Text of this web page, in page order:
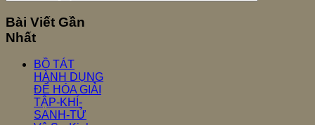
Bài Viết Gần
Nhất
BỒ TÁT
HÀNH DỤNG
ĐỂ HÓA GIẢI
TẬP-KHÍ-
SANH-TỬ